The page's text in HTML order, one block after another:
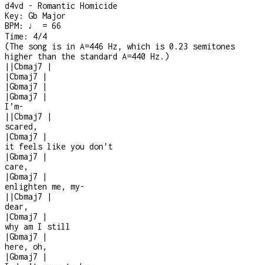
d4vd - Romantic Homicide
Key: Gb Major
BPM: ♩ = 66
Time: 4/4
(The song is in A=446 Hz, which is 0.23 semitones
higher than the standard A=440 Hz. )
| |Cbmaj7
|
|Cbmaj7
|
|Gbmaj7
|
|Gbmaj7
|
I’m-
| |Cbmaj7
|
scared,
|Cbmaj7
|
it feels like you don’t
|Gbmaj7
|
care,
|Gbmaj7
|
enlighten me, my-
| |Cbmaj7
|
dear,
|Cbmaj7
|
why am I still
|Gbmaj7
|
here, oh,
|Gbmaj7
|